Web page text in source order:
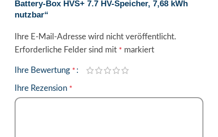
Battery-Box HVS+ 7.7 HV-Speicher, 7,68 kWh
nutzbar“
Ihre E-Mail-Adresse wird nicht veröffentlicht.
Erforderliche Felder sind mit * markiert
Ihre Bewertung *
Ihre Rezension *
Alternative: